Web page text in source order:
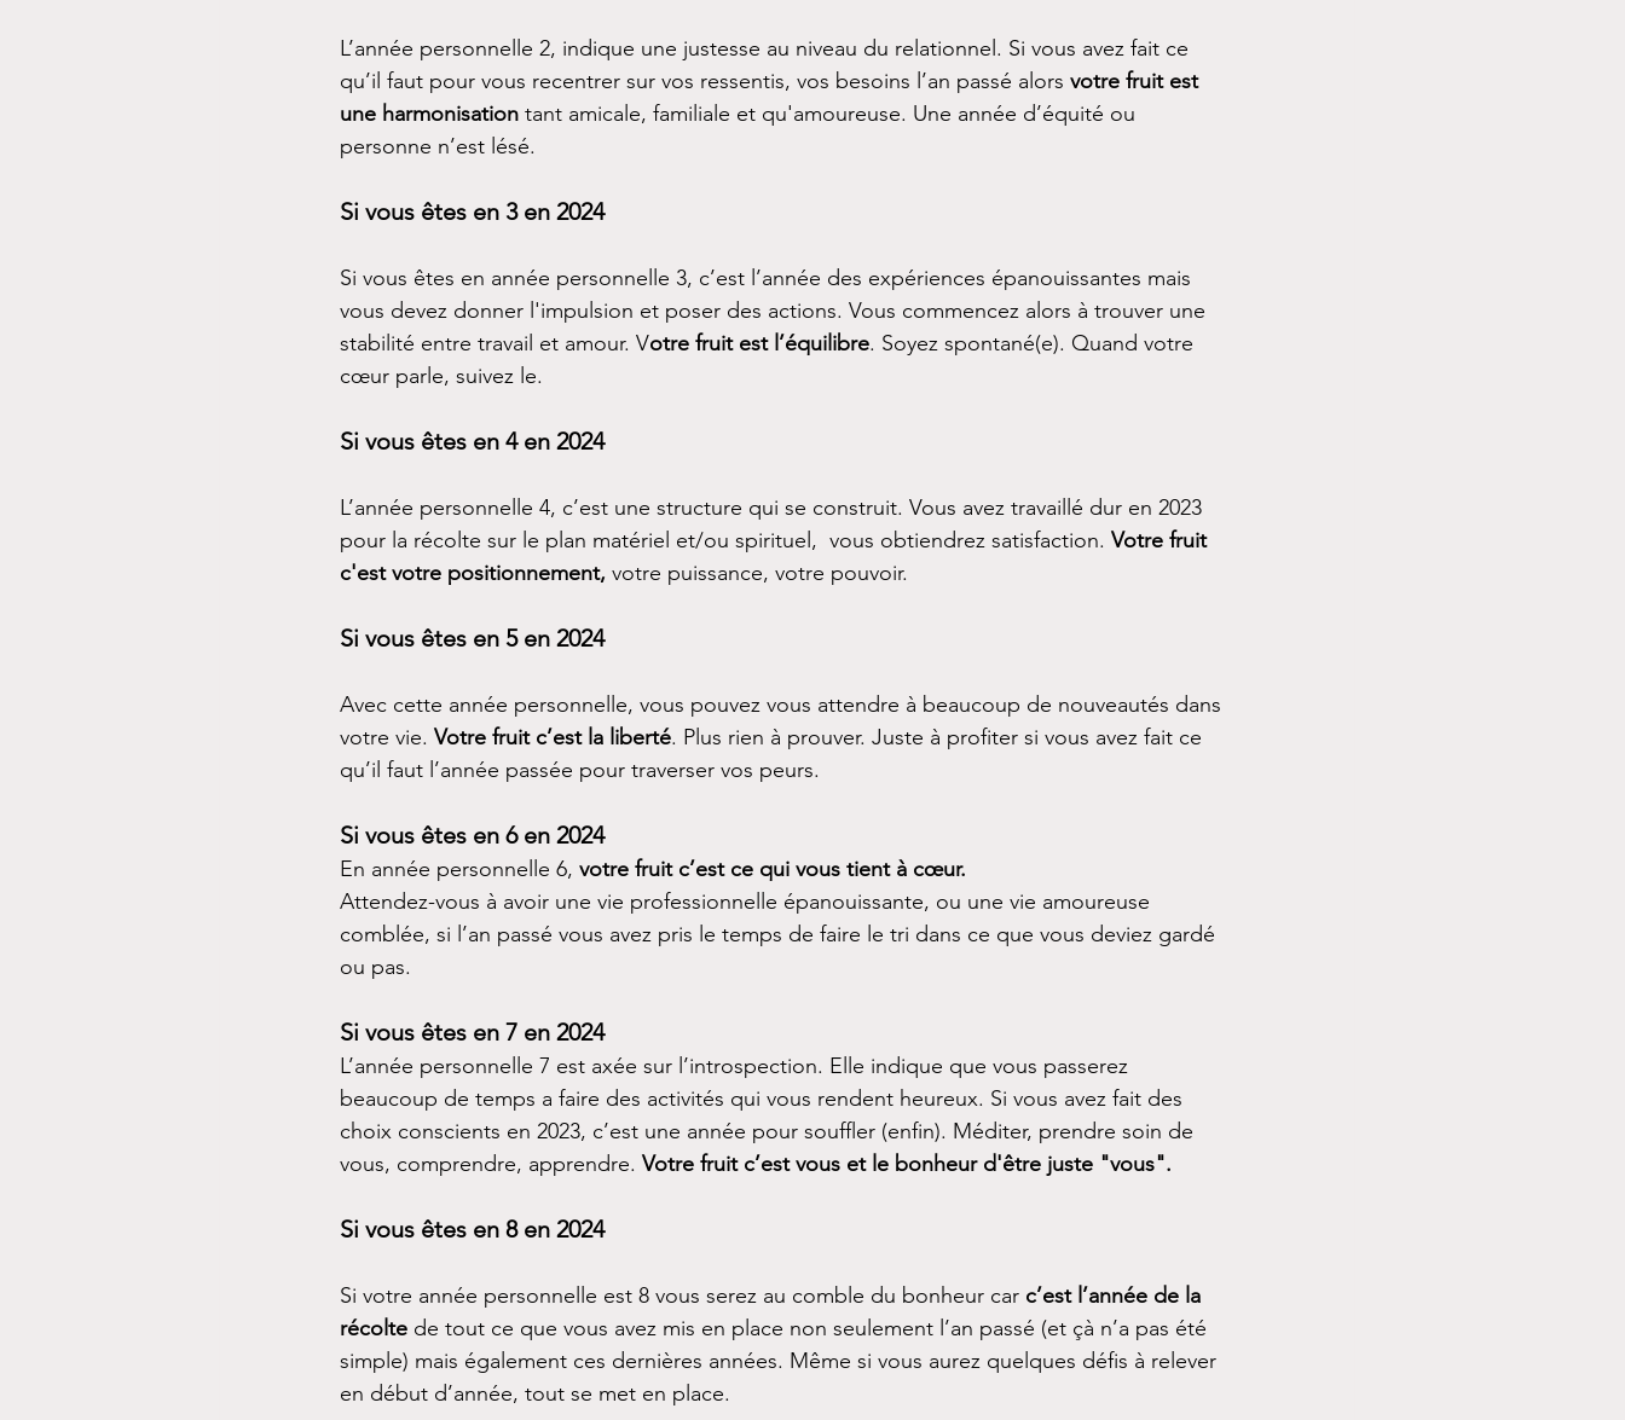
L’année personnelle 2, indique une justesse au niveau du relationnel. Si vous avez fait ce
qu’il faut pour vous recentrer sur vos ressentis, vos besoins l’an passé alors votre fruit est
une harmonisation tant amicale, familiale et qu'amoureuse. Une année d’équité ou
personne n’est lésé.
Si vous êtes en 3 en 2024
Si vous êtes en année personnelle 3, c’est l’année des expériences épanouissantes mais
vous devez donner l'impulsion et poser des actions. Vous commencez alors à trouver une
stabilité entre travail et amour. Votre fruit est l’équilibre. Soyez spontané(e). Quand votre
cœur parle, suivez le.
Si vous êtes en 4 en 2024
L’année personnelle 4, c’est une structure qui se construit. Vous avez travaillé dur en 2023
pour la récolte sur le plan matériel et/ou spirituel,  vous obtiendrez satisfaction. Votre fruit
c'est votre positionnement, votre puissance, votre pouvoir.
Si vous êtes en 5 en 2024
Avec cette année personnelle, vous pouvez vous attendre à beaucoup de nouveautés dans
votre vie. Votre fruit c’est la liberté. Plus rien à prouver. Juste à profiter si vous avez fait ce
qu’il faut l’année passée pour traverser vos peurs.
Si vous êtes en 6 en 2024
En année personnelle 6, votre fruit c’est ce qui vous tient à cœur.
Attendez-vous à avoir une vie professionnelle épanouissante, ou une vie amoureuse
comblée, si l’an passé vous avez pris le temps de faire le tri dans ce que vous deviez gardé
ou pas.
Si vous êtes en 7 en 2024
L’année personnelle 7 est axée sur l’introspection. Elle indique que vous passerez
beaucoup de temps a faire des activités qui vous rendent heureux. Si vous avez fait des
choix conscients en 2023, c’est une année pour souffler (enfin). Méditer, prendre soin de
vous, comprendre, apprendre. Votre fruit c’est vous et le bonheur d'être juste "vous".
Si vous êtes en 8 en 2024
Si votre année personnelle est 8 vous serez au comble du bonheur car c’est l’année de la
récolte de tout ce que vous avez mis en place non seulement l’an passé (et çà n’a pas été
simple) mais également ces dernières années. Même si vous aurez quelques défis à relever
en début d’année, tout se met en place.